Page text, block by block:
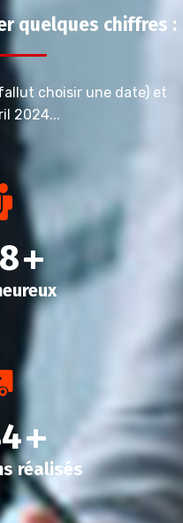
quelques chiffres :
choisir une date) et
2024...
+
+
réalisés